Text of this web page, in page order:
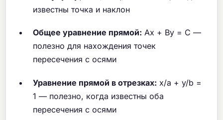
известны точка и наклон
Общее уравнение прямой: Ax + By = C —
полезно для нахождения точек
пересечения с осями
Уравнение прямой в отрезках: x/a + y/b =
1 — полезно, когда известны оба
пересечения с осями